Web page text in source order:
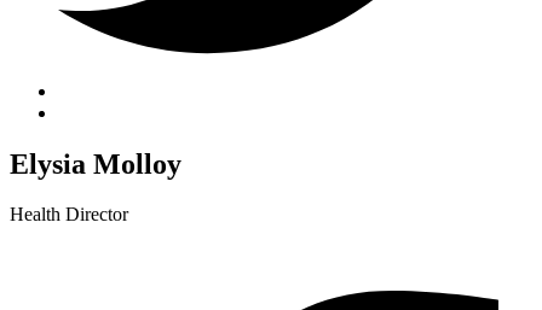
Elysia Molloy
Health Director